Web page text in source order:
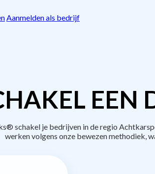
Aanmelden als bedrijf
EEN
schakel je bedrijven in de regio
werken volgens onze bewezen methodiek,